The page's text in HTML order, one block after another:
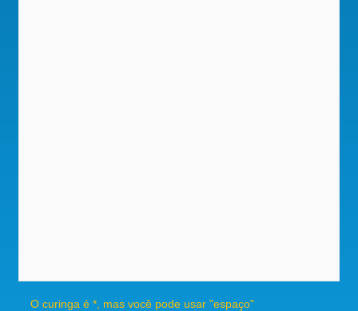
O curinga é *, mas você pode usar "espaço"